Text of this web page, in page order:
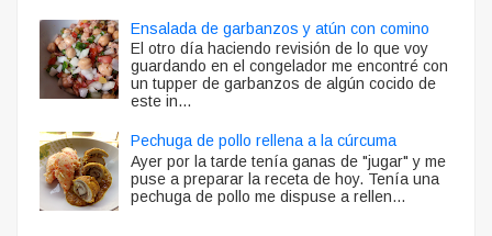
Ensalada de garbanzos y atún con comino
El otro día haciendo revisión de lo que voy
guardando en el congelador me encontré con
un tupper de garbanzos de algún cocido de
este in...
Pechuga de pollo rellena a la cúrcuma
Ayer por la tarde tenía ganas de "jugar" y me
puse a preparar la receta de hoy. Tenía una
pechuga de pollo me dispuse a rellen...